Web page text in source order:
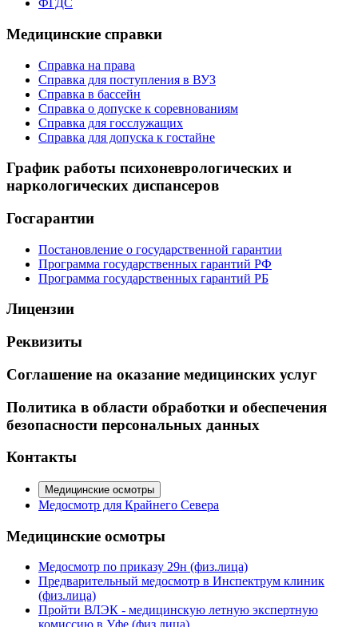
ФГДС
Медицинские справки
Справка на права
Справка для поступления в ВУЗ
Справка в бассейн
Справка о допуске к соревнованиям
Справка для госслужащих
Справка для допуска к гостайне
График работы психоневрологических и
наркологических диспансеров
Госгарантии
Постановление о государственной гарантии
Программа государственных гарантий РФ
Программа государственных гарантий РБ
Лицензии
Реквизиты
Соглашение на оказание медицинских услуг
Политика в области обработки и обеспечения
безопасности персональных данных
Контакты
Медицинские осмотры
Медосмотр для Крайнего Севера
Медицинские осмотры
Медосмотр по приказу 29н (физ.лица)
Предварительный медосмотр в Инспектрум клиник
(физ.лица)
Пройти ВЛЭК - медицинскую летную экспертную